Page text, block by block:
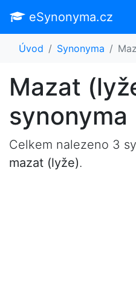
eSynonyma.cz
Úvod Synonyma
Mazat
synonyma
Celkem nalezeno 3
mazat (lyže).